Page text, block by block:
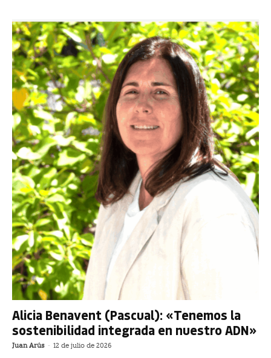
Alicia Benavent (Pascual): «Tenemos la
sostenibilidad integrada en nuestro ADN»
Juan Arús - 12 de julio de 2026